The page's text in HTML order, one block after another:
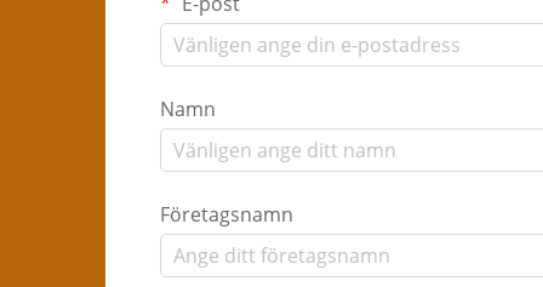
Namn
Företagsnamn